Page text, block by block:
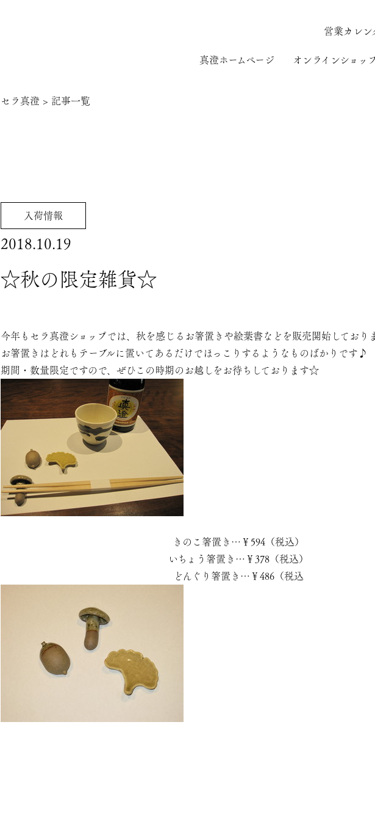
営業カレン
真澄ホームページ オンラインショッ
セラ真澄 > 記事一覧
入荷情報
2018.10.19
☆秋の限定雑貨☆
今年もセラ真澄ショップでは、秋を感じるお箸置きや絵葉書などを販売開始しており
お箸置きはどれもテーブルに置いてあるだけでほっこりするようなものばかりです♪
期間・数量限定ですので、ぜひこの時期のお越しをお待ちしております☆
きのこ箸置き…￥594（税込）
いちょう箸置き…￥378（税込）
どんぐり箸置き…￥486（税込